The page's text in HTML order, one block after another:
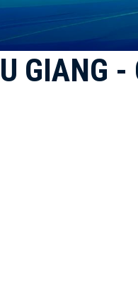
GIANG -